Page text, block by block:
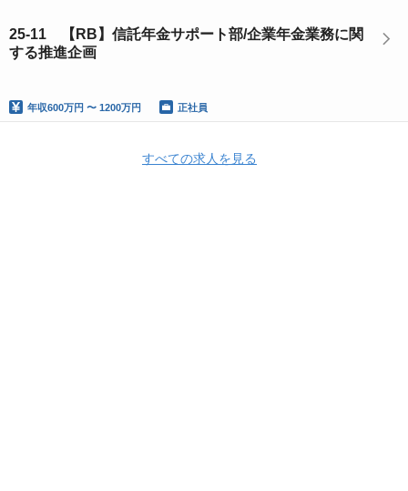
25-11 【RB】信託年金サポート部/企業年金業務に関
する推進企画
年収600万円 〜 1200万円 正社員
すべての求人を見る